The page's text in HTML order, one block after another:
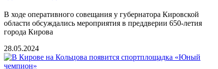
В ходе оперативного совещания у губернатора Кировской
области обсуждались мероприятия в преддверии 650-летия
города Кирова
28.05.2024